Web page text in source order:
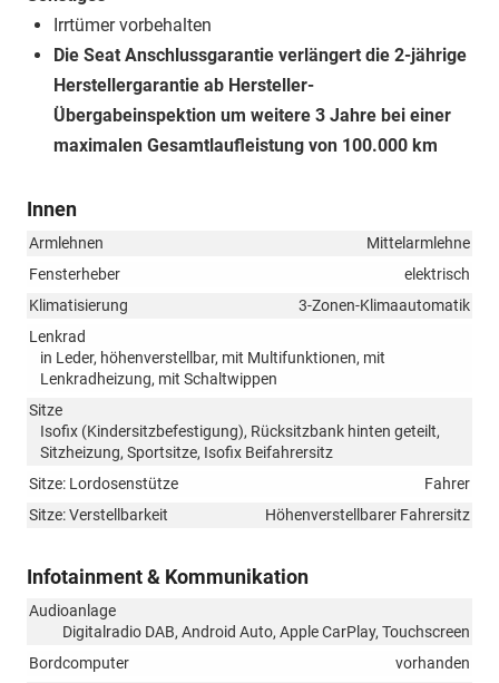
Irrtümer vorbehalten
Die Seat Anschlussgarantie verlängert die 2-jährige
Herstellergarantie ab Hersteller-
Übergabeinspektion um weitere 3 Jahre bei einer
maximalen Gesamtlaufleistung von 100.000 km
Innen
Armlehnen
Mittelarmlehne
Fensterheber
elektrisch
Klimatisierung
3-Zonen-Klimaautomatik
Lenkrad
in Leder, höhenverstellbar, mit Multifunktionen, mit
Lenkradheizung, mit Schaltwippen
Sitze
Isofix (Kindersitzbefestigung), Rücksitzbank hinten geteilt,
Sitzheizung, Sportsitze, Isofix Beifahrersitz
Sitze: Lordosenstütze
Fahrer
Sitze: Verstellbarkeit
Höhenverstellbarer Fahrersitz
Infotainment & Kommunikation
Audioanlage
Digitalradio DAB, Android Auto, Apple CarPlay, Touchscreen
Bordcomputer
vorhanden